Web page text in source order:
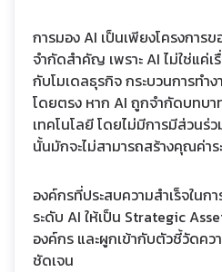
การมอง AI เป็นเพียงโครงการ
จำกัดสำคัญ เพราะ AI ไม่ใช่แค่เ
กับโมเดลธุรกิจ กระบวนการทำ
โดยตรง หาก AI ถูกจำกัดบทบ
เทคโนโลยี โดยไม่มีการมีส่วนร่
นั้นมักจะไม่สามารถสร้างคุณค่าร
องค์กรที่ประสบความสำเร็จใน
ระดับ AI ให้เป็น Strategic
องค์กร และผูกเข้ากับตัวชี้วัดคว
ชัดเจน